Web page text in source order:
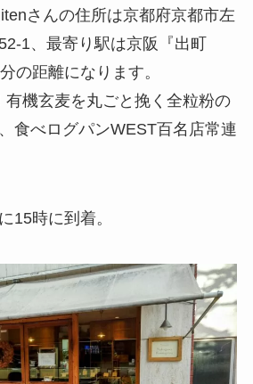
さんの住所は京都府京都市左
1、最寄り駅は京阪『出町
の距離になります。
有機玄麦を丸ごと挽く全粒粉の
食べログパンWEST百名店常連
15時に到着。